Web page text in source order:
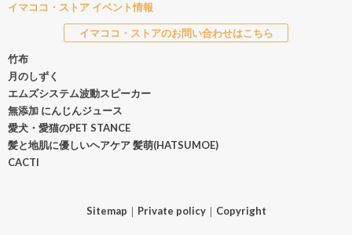
イマココ・ストア イベント情報
イマココ・ストアのお問い合わせはこちら
竹布
月のしずく
エムズシステム波動スピーカー
無添加 にんじんジュース
愛犬・愛猫のPET STANCE
髪と地肌に優しいヘアケア 髪萌(HATSUMOE)
CACTI
Sitemap ｜ Private policy｜ Copyright